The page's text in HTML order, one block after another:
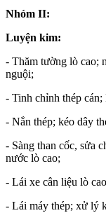
Nhóm II:
Luyện kim:
- Thăm tường lò cao;
nguội;
- Tinh chỉnh thép cán;
- Nắn thép; kéo dây
- Sàng than cốc, sửa
nước lò cao;
- Lái xe cân liệu lò
- Lái máy thép; xử lý